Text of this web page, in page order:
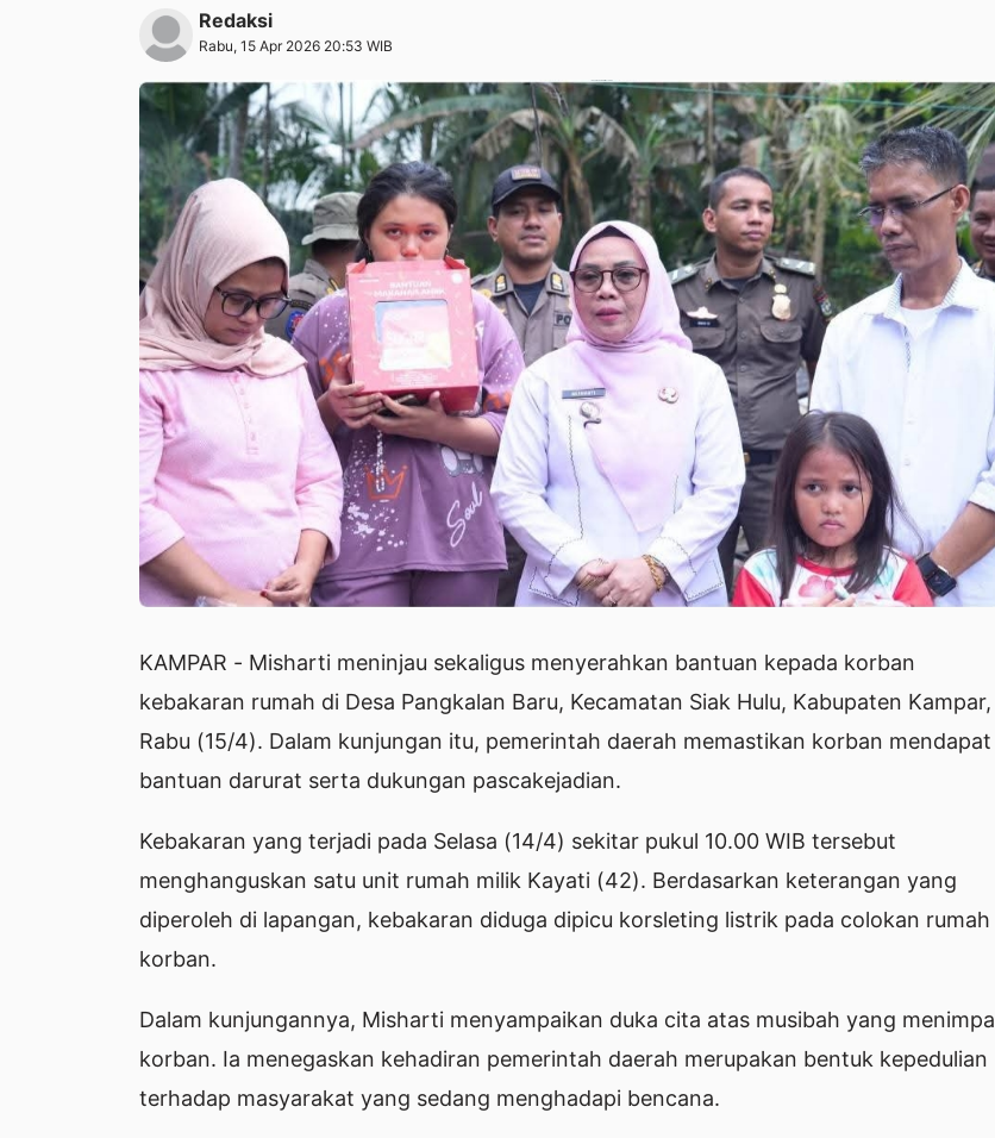
Redaksi
Rabu, 15 Apr 2026 20:53 WIB
KAMPAR - Misharti meninjau sekaligus menyerahkan bantuan kepada korban
kebakaran rumah di Desa Pangkalan Baru, Kecamatan Siak Hulu, Kabupaten Kampar,
Rabu (15/4). Dalam kunjungan itu, pemerintah daerah memastikan korban mendapat
bantuan darurat serta dukungan pascakejadian.
Kebakaran yang terjadi pada Selasa (14/4) sekitar pukul 10.00 WIB tersebut
menghanguskan satu unit rumah milik Kayati (42). Berdasarkan keterangan yang
diperoleh di lapangan, kebakaran diduga dipicu korsleting listrik pada colokan rumah
korban.
Dalam kunjungannya, Misharti menyampaikan duka cita atas musibah yang menimpa
korban. Ia menegaskan kehadiran pemerintah daerah merupakan bentuk kepedulian
terhadap masyarakat yang sedang menghadapi bencana.